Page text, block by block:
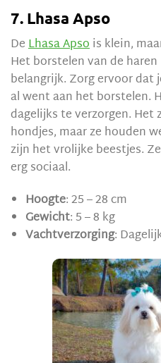
7. Lhasa Apso
DeLhasa Apsois klein,
Het borstelen van de
belangrijk. Zorg ervoor dat
al went aan het borstelen.
dagelijks te verzorgen. Het
hondjes, maar ze houden
zijn het vrolijke beestjes.
erg sociaal.
Hoogte: 25 – 28 cm
Gewicht: 5 – 8 kg
Vachtverzorging: